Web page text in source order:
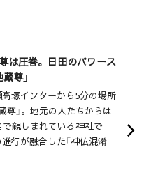
は圧巻。日田のパワース
尊」
塚インターから5分の場所
尊」。地元の人たちからは
で親しまれている神社で
行が融合した「神仏混淆